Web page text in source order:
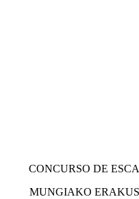
CONCURSO DE
MUNGIAKO